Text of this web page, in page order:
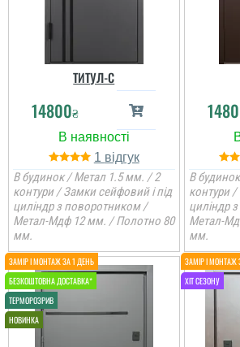
ТИТУЛ-С
14800₴
1
В будинок / Метал 1.5 мм. / 2
контури / Замки сейфовий і під
циліндр з поворотником /
Метал-Мдф 12 мм. / Полотно 80
мм.
В
контури /
циліндр
Метал-
мм.